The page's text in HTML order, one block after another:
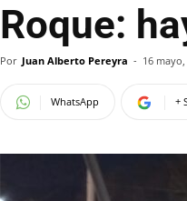
Roque:
Por Juan Alberto Pereyra - 16
WhatsApp +